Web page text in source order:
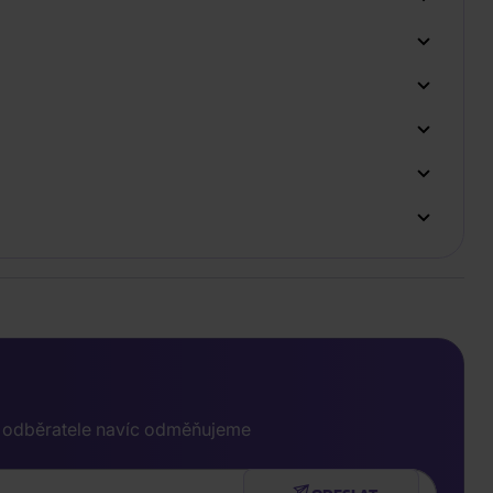
navíc odměňujeme